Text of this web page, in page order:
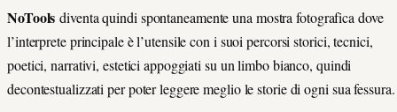
NoTools diventa quindi spontaneamente una mostra fotografica dove
l’interprete principale è l’utensile con i suoi percorsi storici, tecnici,
poetici, narrativi, estetici appoggiati su un limbo bianco, quindi
decontestualizzati per poter leggere meglio le storie di ogni sua fessura.